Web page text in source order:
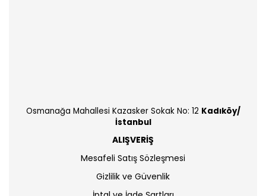
Osmanağa Mahallesi Kazasker Sokak No: 12 Kadıköy/
İstanbul
ALIŞVERİŞ
Mesafeli Satış Sözleşmesi
Gizlilik ve Güvenlik